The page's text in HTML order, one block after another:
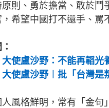
原則、勇於擔當、敢於
，希望中國打不還手、罵
大使盧沙野：不能再韜
大使盧沙野︱批「台灣
人風格鮮明，常有「金